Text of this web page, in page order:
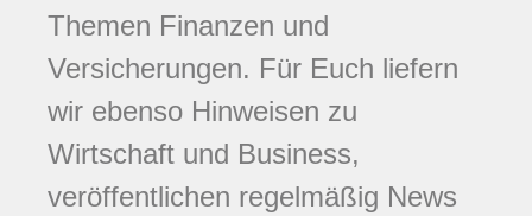
Themen Finanzen und
Versicherungen. Für Euch liefern
wir ebenso Hinweisen zu
Wirtschaft und Business,
veröffentlichen regelmäßig News